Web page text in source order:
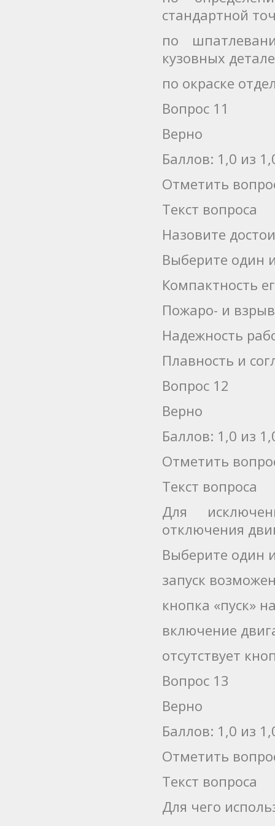
стандартной
по
кузовных
по окраске
Вопрос 11
Верно
Баллов: 1,0 из
Отметить
Текст вопроса
Назовите
Выберите один
Компактность
Пожаро- и
Надежность
Плавность и
Вопрос 12
Верно
Баллов: 1,0 из
Отметить
Текст вопроса
Для
отключения
Выберите один
запуск
кнопка «пуск»
включение
отсутствует
Вопрос 13
Верно
Баллов: 1,0 из
Отметить
Текст вопроса
Для чего